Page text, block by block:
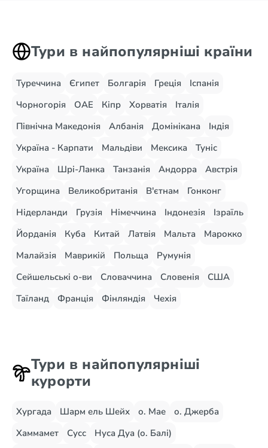
Тури в найпопулярніші країни
Туреччина Єгипет Болгарія Греція
Іспанія
Чорногорія
ОАЕ Кіпр Хорватія
Італія
Північна Македонія
Албанія Домінікана
Індія
Україна - Карпати
Мальдіви Мексика
Туніс
Україна
Шрі-Ланка Танзанія Андорра
Австрія
Угорщина
Великобританія В'єтнам
Гонконг
Нідерланди
Грузія Німеччина Індонезія
Ізраїль
Йорданія
Куба Китай Латвія Мальта
Марокко
Малайзія
Маврикій Польща
Румунія
Сейшельські о-ви
Словаччина Словенія
США
Таїланд
Франція Фінляндія Чехія
Тури в найпопулярніші
курорти
Хургада Шарм ель Шейх о. Мае
о. Джерба
Хаммамет
Сусс
Нуса Дуа (о. Балі)